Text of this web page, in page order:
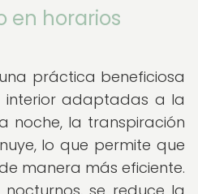
en horarios
práctica beneficiosa
adaptadas a la
noche, la transpiración
lo que permite que
manera más eficiente.